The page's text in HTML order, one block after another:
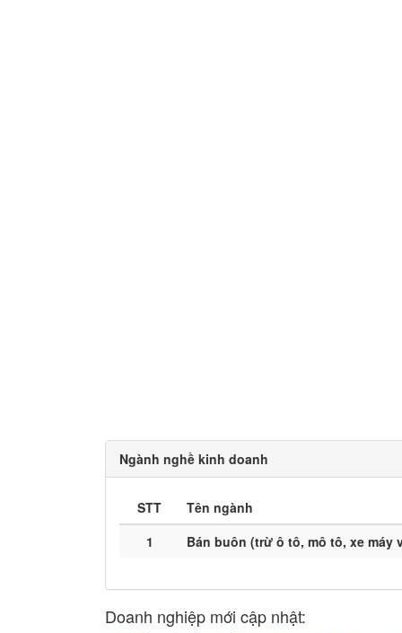
Ngành nghề kinh doanh
STT
Tên ngành
1
Bán buôn (trừ ô tô, mô tô, xe máy
Doanh nghiệp mới cập nhật: